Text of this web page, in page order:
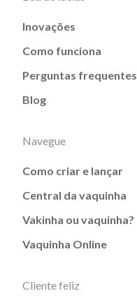
Inovações
Como funciona
Perguntas frequentes
Blog
Navegue
Como criar e lançar
Central da vaquinha
Vakinha ou vaquinha?
Vaquinha Online
Cliente feliz